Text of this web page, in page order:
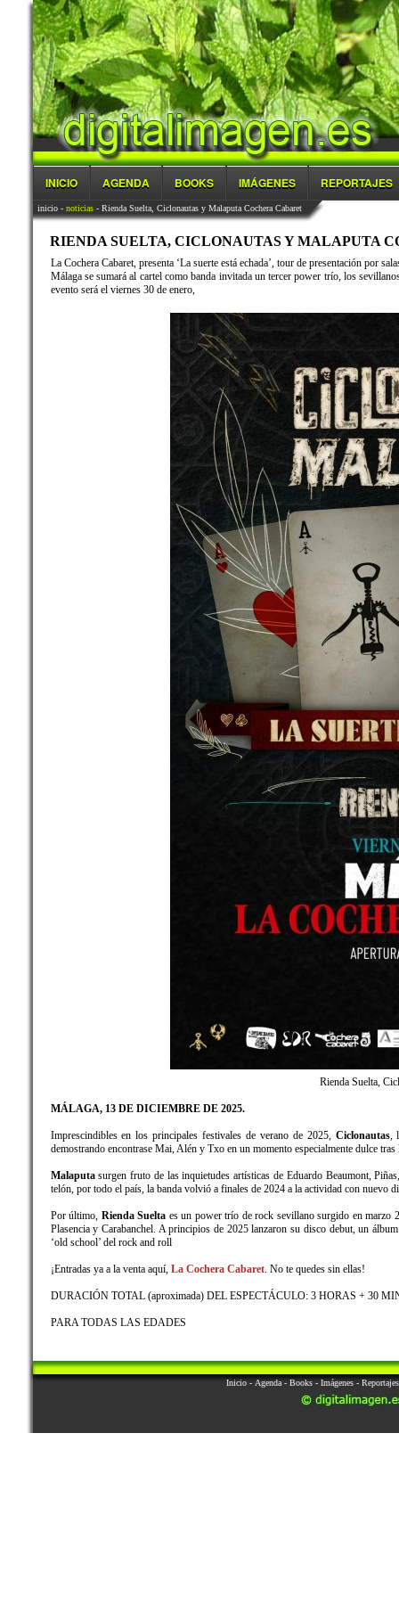
INICIO AGENDA BOOKS IMÁGENES REPORTAJES
inicio- noticias- Rienda Suelta, Ciclonautas y Malaputa Cochera Cabaret
RIENDA SUELTA, CICLONAUTAS Y MALAPUTA
La Cochera Cabaret, presenta ‘La suerte está echada’, tour de presentación por
Málaga se sumará al cartel como banda invitada un tercer power trío, los
evento será el viernes 30 de enero,
Rienda Suelta,
MÁLAGA, 13 DE DICIEMBRE DE 2025.
Imprescindibles en los principales festivales de verano de 2025, Ciclonautas,
demostrando encontrase Mai, Alén y Txo en un momento especialmente dulce
Malaputasurgen fruto de las inquietudes artísticas de Eduardo Beaumont,
telón, por todo el país, la banda volvió a finales de 2024 a la actividad con nuevo
Por último, Rienda Suelta es un power trío de rock sevillano surgido en marzo
Plasencia y Carabanchel. A principios de 2025 lanzaron su disco debut, un
‘old school’ del rock and roll
¡Entradas ya a la venta aquí, La Cochera Cabaret. No te quedes sin ellas!
DURACIÓN TOTAL (aproximada) DEL ESPECTÁCULO: 3 HORAS + 30
PARA TODAS LAS EDADES
Inicio - Agenda - Books - Imágenes - Reportajes